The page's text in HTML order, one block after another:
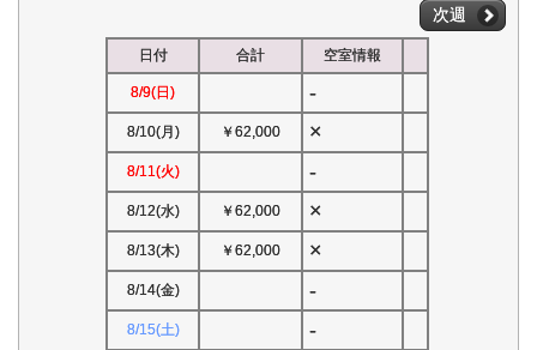
次週
日付 合計 空室情報
8/9(日) -
8/10(月) ￥62,000 ×
8/11(火) -
8/12(水) ￥62,000 ×
8/13(木) ￥62,000 ×
8/14(金) -
8/15(土) -